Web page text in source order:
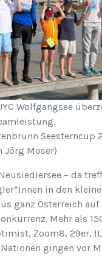
Wolfgangsee
Seesterncup
Jörg Moser)
– da
in den
ganz Österreich auf
Mehr als
Zoom8, 29er,
Nationen gingen vor